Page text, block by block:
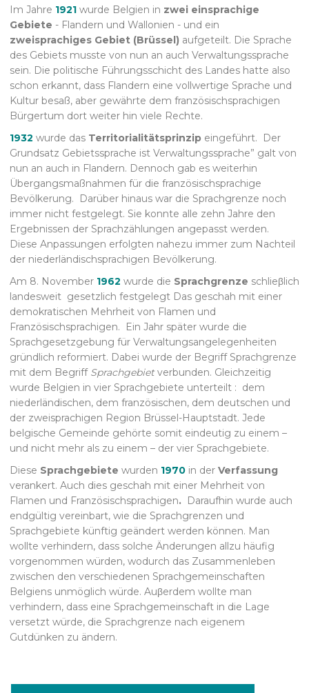
Im Jahre 1921wurde Belgien in zwei einsprachige
Gebiete - Flandern und Wallonien - und ein
zweisprachiges Gebiet (Brüssel)aufgeteilt. Die Sprache
des Gebiets musste von nun an auch Verwaltungssprache
sein. Die politische Führungsschicht des Landes hatte also
schon erkannt, dass Flandern eine vollwertige Sprache und
Kultur besaß, aber gewährte dem französischsprachigen
Bürgertum dort weiter hin viele Rechte.
1932 wurde das Territorialitätsprinzip eingeführt. Der
Grundsatz Gebietssprache ist Verwaltungssprache” galt von
nun an auch in Flandern. Dennoch gab es weiterhin
Übergangsmaßnahmen für die französischsprachige
Bevölkerung. Darüber hinaus war die Sprachgrenze noch
immer nicht festgelegt. Sie konnte alle zehn Jahre den
Ergebnissen der Sprachzählungen angepasst werden.
Diese Anpassungen erfolgten nahezu immer zum Nachteil
der niederländischsprachigen Bevölkerung.
Am 8. November 1962 wurde die Sprachgrenze schlieβlich
landesweit gesetzlich festgelegt Das geschah mit einer
demokratischen Mehrheit von Flamen und
Französischsprachigen. Ein Jahr später wurde die
Sprachgesetzgebung für Verwaltungsangelegenheiten
gründlich reformiert. Dabei wurde der Begriff Sprachgrenze
mit dem Begriff Sprachgebietverbunden. Gleichzeitig
wurde Belgien in vier Sprachgebiete unterteilt : dem
niederländischen, dem französischen, dem deutschen und
der zweisprachigen Region Brüssel-Hauptstadt. Jede
belgische Gemeinde gehörte somit eindeutig zu einem –
und nicht mehr als zu einem – der vier Sprachgebiete.
Diese Sprachgebiete wurden 1970in der Verfassung
verankert. Auch dies geschah mit einer Mehrheit von
Flamen und Französischsprachigen. Daraufhin wurde auch
endgültig vereinbart, wie die Sprachgrenzen und
Sprachgebiete künftig geändert werden können. Man
wollte verhindern, dass solche Änderungen allzu häufig
vorgenommen würden, wodurch das Zusammenleben
zwischen den verschiedenen Sprachgemeinschaften
Belgiens unmöglich würde. Auβerdem wollte man
verhindern, dass eine Sprachgemeinschaft in die Lage
versetzt würde, die Sprachgrenze nach eigenem
Gutdünken zu ändern.